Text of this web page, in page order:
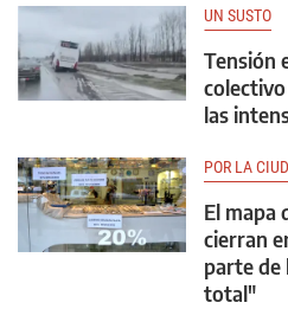
UN SUSTO
Tensión
las
POR LA
El mapa
cierran
parte de
total"